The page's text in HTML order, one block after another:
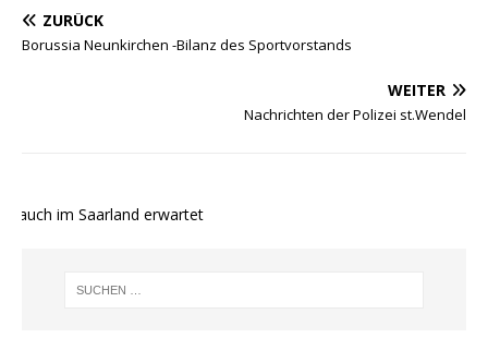
ZURÜCK
Borussia Neunkirchen -Bilanz des Sportvorstands
WEITER
Nachrichten der Polizei st.Wendel
auch im Saarland erwartet